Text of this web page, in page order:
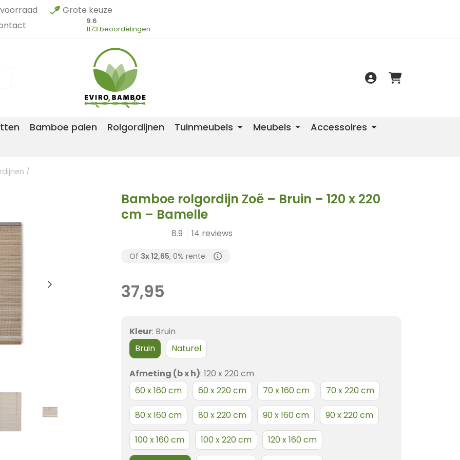
Grote keuze
9.6
1173 beoordelingen
Bamboe palen Rolgordijnen Tuinmeubels Meubels Accessoires
/
Bamboe rolgordijn Zoë – Bruin – 120 x 220
cm – Bamelle
8.9 14 reviews
Of 3x12,65, 0% rente
37,95
Kleur: Bruin
Bruin
Naturel
Afmeting (b x h): 120 x 220 cm
60 x 160 cm
60 x 220 cm 70 x 160 cm 70 x 220 cm
80 x 160 cm 80 x 220 cm 90 x 160 cm 90 x 220 cm
100 x 160 cm 100 x 220 cm 120 x 160 cm